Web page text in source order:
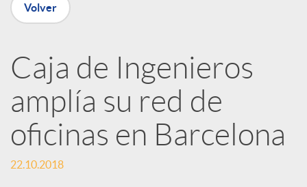
e
d
e
Volver
Caja de Ingenieros
amplía su red de
oficinas en Barcelona
22.10.2018